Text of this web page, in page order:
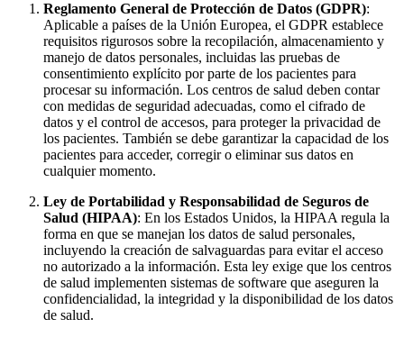
Reglamento General de Protección de Datos (GDPR):
Aplicable a países de la Unión Europea, el GDPR establece
requisitos rigurosos sobre la recopilación, almacenamiento y
manejo de datos personales, incluidas las pruebas de
consentimiento explícito por parte de los pacientes para
procesar su información. Los centros de salud deben contar
con medidas de seguridad adecuadas, como el cifrado de
datos y el control de accesos, para proteger la privacidad de
los pacientes. También se debe garantizar la capacidad de los
pacientes para acceder, corregir o eliminar sus datos en
cualquier momento.
Ley de Portabilidad y Responsabilidad de Seguros de
Salud (HIPAA): En los Estados Unidos, la HIPAA regula la
forma en que se manejan los datos de salud personales,
incluyendo la creación de salvaguardas para evitar el acceso
no autorizado a la información. Esta ley exige que los centros
de salud implementen sistemas de software que aseguren la
confidencialidad, la integridad y la disponibilidad de los datos
de salud.